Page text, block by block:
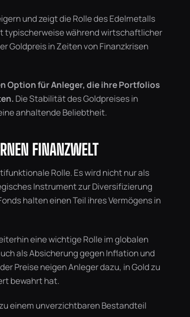
und zeigt die Rolle des Edelmetalls
typischerweise während wirtschaftlicher
Goldpreis in Zeiten von Finanzkrisen
Option für Anleger, die ihre Portfolios
Die Stabilität des Goldpreises in
anhaltende Beliebtheit.
FINANZWELT
Rolle. Es wird nicht nur als
Instrument zur Diversifizierung
halten einen Teil ihres Vermögens in
eine wichtige Rolle im globalen
als Absicherung gegen Inflation und
Preise neigen Anleger dazu, in Gold zu
bewahrt hat.
einem unverzichtbaren Bestandteil